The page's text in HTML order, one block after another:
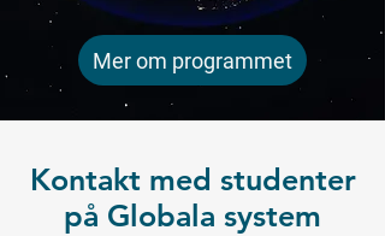
Mer om programmet
Kontakt med studenter
på Globala system